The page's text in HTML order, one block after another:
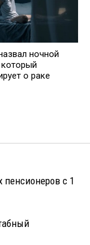
ночной
о раке
с 1